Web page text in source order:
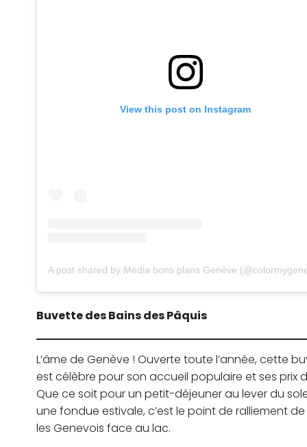
View this post on Instagram
A post shared by Média bons plans Genève
Buvette des Bains des Pâquis
L’âme de Genève ! Ouverte toute l’année, cette
est célèbre pour son accueil populaire et ses prix
Que ce soit pour un petit-déjeuner au lever du
une fondue estivale, c’est le point de ralliement
les Genevois face au lac.